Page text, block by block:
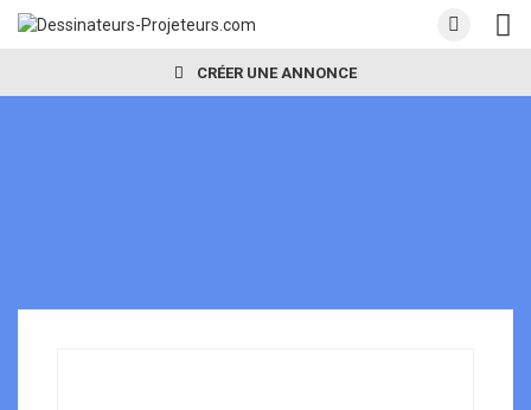
CRÉER UNE ANNONCE